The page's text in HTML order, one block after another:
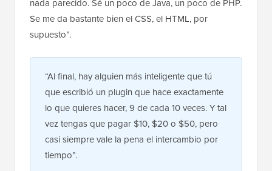
nada parecido. Sé un poco de Java, un poco de PHP.
Se me da bastante bien el CSS, el HTML, por
supuesto”.
“Al final, hay alguien más inteligente que tú
que escribió un plugin que hace exactamente
lo que quieres hacer, 9 de cada 10 veces. Y tal
vez tengas que pagar $10, $20 o $50, pero
casi siempre vale la pena el intercambio por
tiempo”.